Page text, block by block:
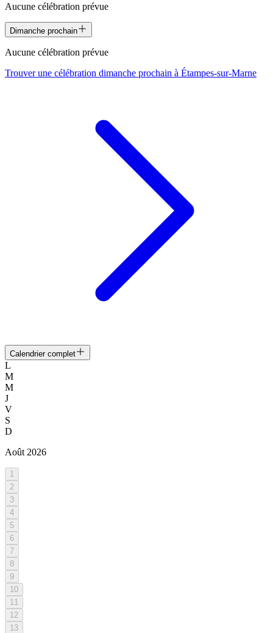
Aucune célébration prévue
Dimanche prochain
Aucune célébration prévue
Trouver une célébration dimanche prochain à Étampes-sur-Marne
Calendrier complet
L
M
M
J
V
S
D
Août 2026
1
2
3
4
5
6
7
8
9
10
11
12
13